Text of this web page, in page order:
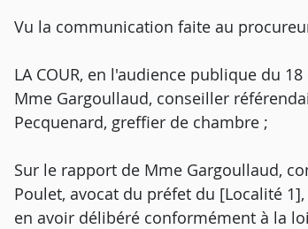
Vu la communication faite au
LA COUR, en l'audience publique du
Mme Gargoullaud, conseiller
Pecquenard, greffier de chambre ;
Sur le rapport de Mme Gargoullaud,
Poulet, avocat du préfet du [Localité
en avoir délibéré conformément à la